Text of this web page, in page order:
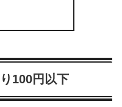
100円以下